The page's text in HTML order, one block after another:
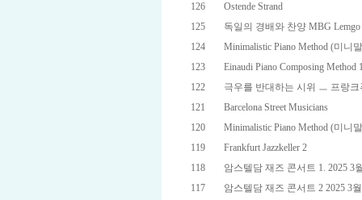
126
Ostende Strand
125
독일의 경배와 찬양 MBG Lemgo
124
Minimalistic Piano Method (미니
123
Einaudi Piano Composing Method
122
극우를 반대하는 시위 ㅡ 프랑
121
Barcelona Street Musicians
120
Minimalistic Piano Method (미니
119
Frankfurt Jazzkeller 2
118
암스텔담 재즈 콘서트 1. 2025 3
117
암스텔담 재즈 콘서트 2 2025 3